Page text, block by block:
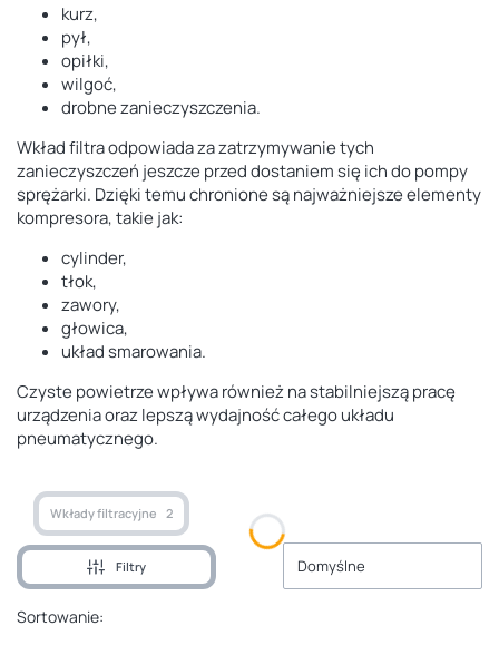
kurz,
pył,
opiłki,
wilgoć,
drobne zanieczyszczenia.
Wkład filtra odpowiada za zatrzymywanie tych
zanieczyszczeń jeszcze przed dostaniem się ich do pompy
sprężarki. Dzięki temu chronione są najważniejsze elementy
kompresora, takie jak:
cylinder,
tłok,
zawory,
głowica,
układ smarowania.
Czyste powietrze wpływa również na stabilniejszą pracę
urządzenia oraz lepszą wydajność całego układu
pneumatycznego.
Wkłady filtracyjne 2
Filtry
Sortowanie:
Domyślne